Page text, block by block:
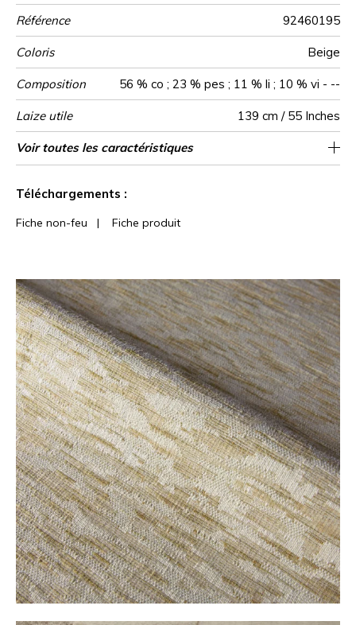
Référence 92460195
Coloris Beige
Composition 56 % co ; 23 % pes ; 11 % li ; 10 % vi - --
Laize utile 139 cm / 55 Inches
Raccord Raccord libre
Test
Martindale
40000
Usage
martindale
Siège à usage classique : 20.000 à 40.000
cycles (Martindale) et/ou 15,000 à 30,000
Wyzenbeek 50000
Sens De large
Poids g/m² 485
Usage
Entretien
Pays d'origine Inde
Rapport
Horizontal
34 cm / 13 Inches
Rapport
Vertical
37 cm / 15 Inches
Voir toutes les caractéristiques
Téléchargements :
Fiche non-feu | Fiche produit